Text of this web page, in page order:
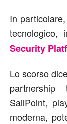
In
tecnologico,
Security
Lo scorso
SailPoint,
moderna,